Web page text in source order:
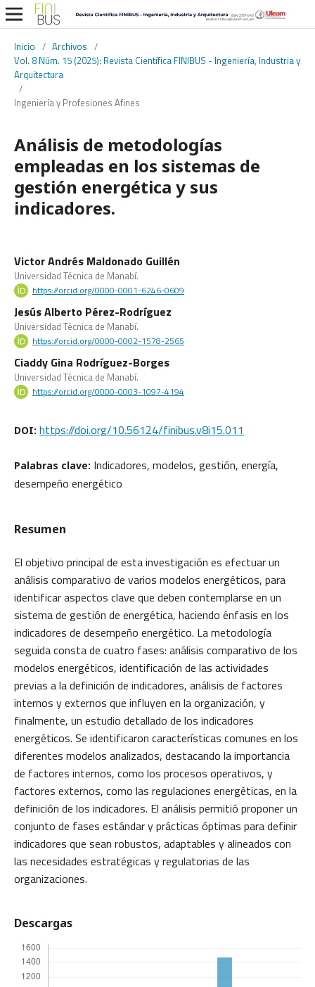
Inicio / Archivos /
Vol. 8 Núm. 15 (2025): Revista Científica FINIBUS - Ingeniería, Industria y
Arquitectura
/
Ingeniería y Profesiones Afines
Análisis de metodologías
empleadas en los sistemas de
gestión energética y sus
indicadores.
Victor Andrés Maldonado Guillén
Universidad Técnica de Manabí.
https://orcid.org/0000-0001-6246-0609
Jesús Alberto Pérez-Rodríguez
Universidad Técnica de Manabí.
https://orcid.org/0000-0002-1578-2565
Ciaddy Gina Rodríguez-Borges
Universidad Técnica de Manabí.
https://orcid.org/0000-0003-1097-4194
DOI: https://doi.org/10.56124/finibus.v8i15.011
Palabras clave: Indicadores, modelos, gestión, energía,
desempeño energético
Resumen
El objetivo principal de esta investigación es efectuar un
análisis comparativo de varios modelos energéticos, para
identificar aspectos clave que deben contemplarse en un
sistema de gestión de energética, haciendo énfasis en los
indicadores de desempeño energético. La metodología
seguida consta de cuatro fases: análisis comparativo de los
modelos energéticos, identificación de las actividades
previas a la definición de indicadores, análisis de factores
internos y externos que influyen en la organización, y
finalmente, un estudio detallado de los indicadores
energéticos. Se identificaron características comunes en los
diferentes modelos analizados, destacando la importancia
de factores internos, como los procesos operativos, y
factores externos, como las regulaciones energéticas, en la
definición de los indicadores. El análisis permitió proponer un
conjunto de fases estándar y prácticas óptimas para definir
indicadores que sean robustos, adaptables y alineados con
las necesidades estratégicas y regulatorias de las
organizaciones.
Descargas